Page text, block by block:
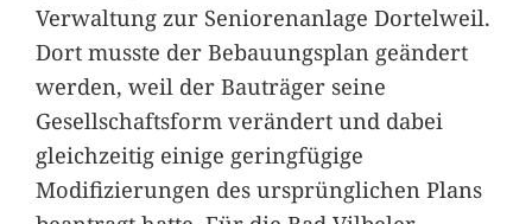
Verwaltung zur Seniorenanlage Dortelweil.
Dort musste der Bebauungsplan geändert
werden, weil der Bauträger seine
Gesellschaftsform verändert und dabei
gleichzeitig einige geringfügige
Modifizierungen des ursprünglichen Plans